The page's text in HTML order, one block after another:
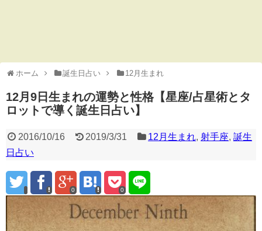
ホーム 誕生日占い 12月生まれ
12月9日生まれの運勢と性格【星座/占星術とタ
ロットで導く誕生日占い】
2016/10/16 2019/3/31 12月生まれ,射手座,誕生
日占い
0 0